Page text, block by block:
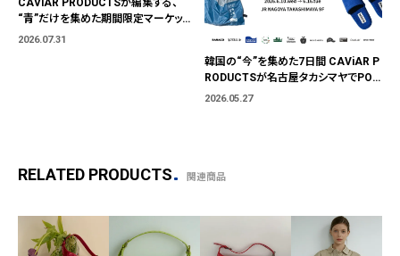
CAViAR PRODUCTSが編集する、
“青”だけを集めた期間限定マーケット
「BLUE MARKET」が横浜に。ブランド
2026.07.31
韓国の“今”を集めた7日間 CAViAR P
RODUCTSが名古屋タカシマヤでPOP
UP開催
2026.05.27
RELATED PRODUCTS 関連商品